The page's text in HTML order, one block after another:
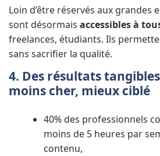
Loin d’être réservés aux grandes
sont désormais accessibles à
freelances, étudiants. Ils
sans sacrifier la qualité.
4. Des résultats
moins cher, mieux ciblé
40% des professionnels
moins de 5 heures par
contenu,